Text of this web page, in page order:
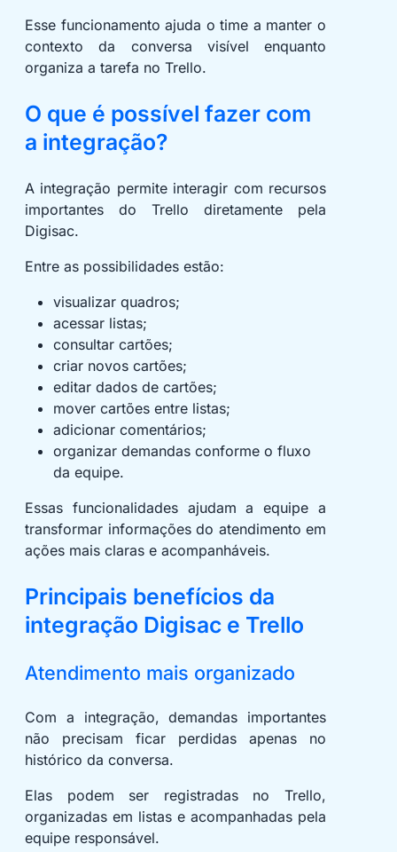
Esse funcionamento ajuda o time a manter o
contexto da conversa visível enquanto
organiza a tarefa no Trello.
O que é possível fazer com
a integração?
A integração permite interagir com recursos
importantes do Trello diretamente pela
Digisac.
Entre as possibilidades estão:
visualizar quadros;
acessar listas;
consultar cartões;
criar novos cartões;
editar dados de cartões;
mover cartões entre listas;
adicionar comentários;
organizar demandas conforme o fluxo
da equipe.
Essas funcionalidades ajudam a equipe a
transformar informações do atendimento em
ações mais claras e acompanháveis.
Principais benefícios da
integração Digisac e Trello
Atendimento mais organizado
Com a integração, demandas importantes
não precisam ficar perdidas apenas no
histórico da conversa.
Elas podem ser registradas no Trello,
organizadas em listas e acompanhadas pela
equipe responsável.